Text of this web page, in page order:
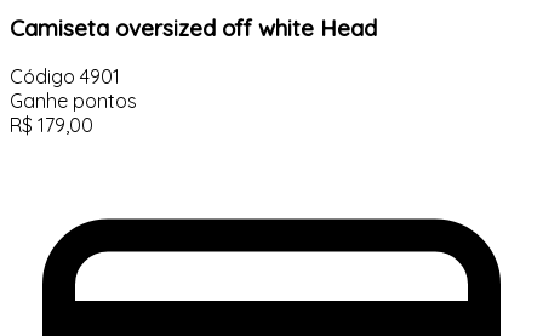
Camiseta oversized off white Head
Código 4901
Ganhe pontos
R$ 179,00